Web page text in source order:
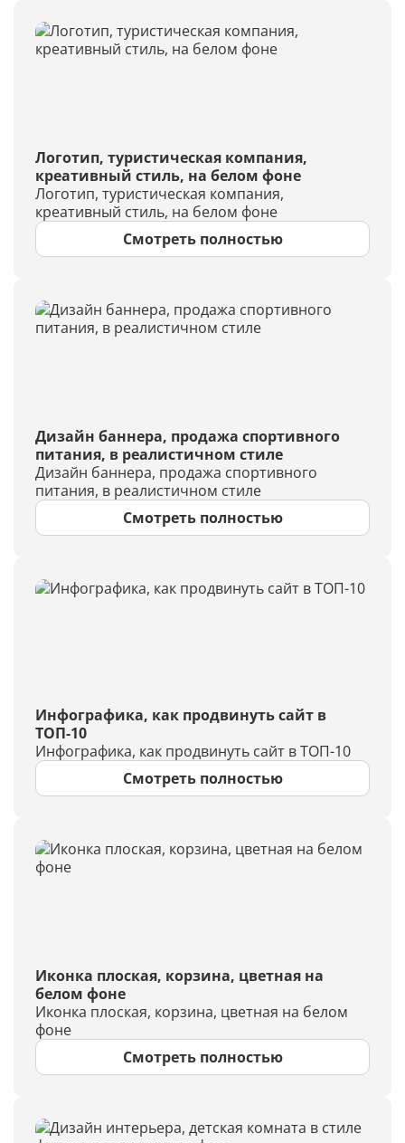
Логотип, туристическая компания,
креативный стиль, на белом фоне
Логотип, туристическая компания,
креативный стиль, на белом фоне
Смотреть полностью
Дизайн баннера, продажа спортивного
питания, в реалистичном стиле
Дизайн баннера, продажа спортивного
питания, в реалистичном стиле
Смотреть полностью
Инфографика, как продвинуть сайт в
ТОП-10
Инфографика, как продвинуть сайт в ТОП-10
Смотреть полностью
Иконка плоская, корзина, цветная на
белом фоне
Иконка плоская, корзина, цветная на белом
фоне
Смотреть полностью